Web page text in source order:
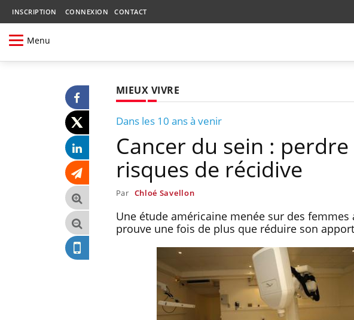
INSCRIPTION CONNEXION CONTACT
Menu
MIEUX VIVRE
Dans les 10 ans à venir
Cancer du sein :
risques de récidive
Par Chloé Savellon
Une étude américaine menée sur des
prouve une fois de plus que réduire son